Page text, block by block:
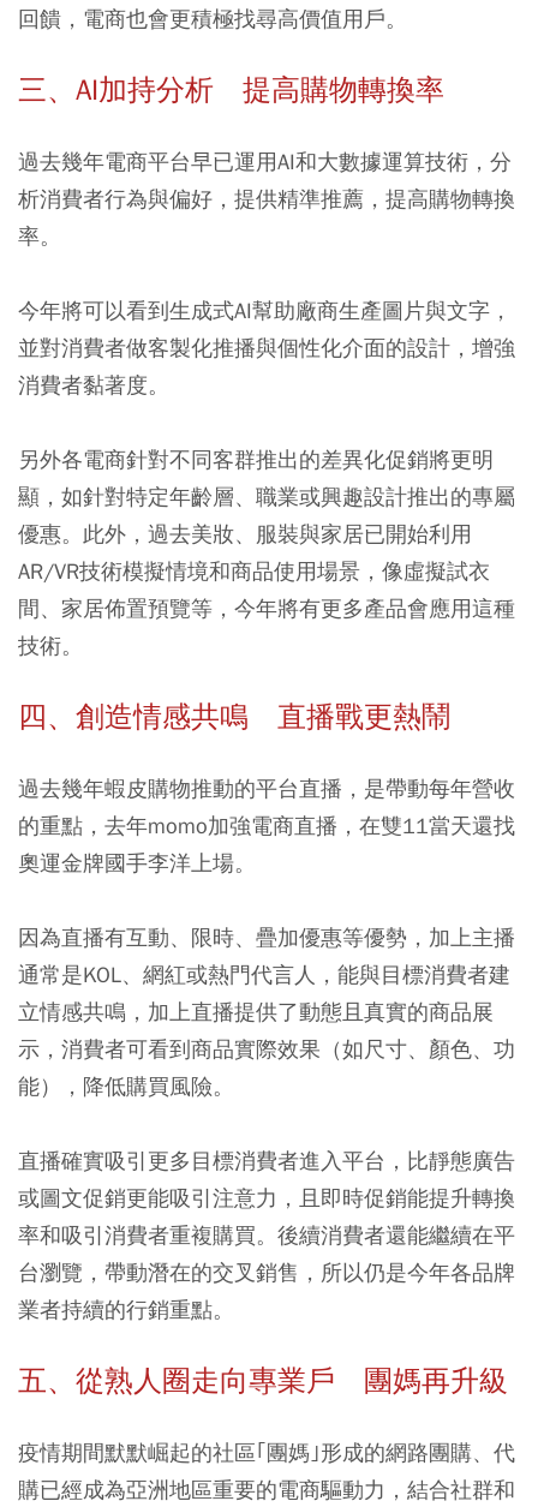
回饋，電商也會更積極找尋高價值用戶。
三、AI加持分析 提高購物轉換率
過去幾年電商平台早已運用AI和大數據運算技術，分
析消費者行為與偏好，提供精準推薦，提高購物轉換
率。
今年將可以看到生成式AI幫助廠商生產圖片與文字，
並對消費者做客製化推播與個性化介面的設計，增強
消費者黏著度。
另外各電商針對不同客群推出的差異化促銷將更明
顯，如針對特定年齡層、職業或興趣設計推出的專屬
優惠。此外，過去美妝、服裝與家居已開始利用
AR/VR技術模擬情境和商品使用場景，像虛擬試衣
間、家居佈置預覽等，今年將有更多產品會應用這種
技術。
四、創造情感共鳴 直播戰更熱鬧
過去幾年蝦皮購物推動的平台直播，是帶動每年營收
的重點，去年momo加強電商直播，在雙11當天還找
奧運金牌國手李洋上場。
因為直播有互動、限時、疊加優惠等優勢，加上主播
通常是KOL、網紅或熱門代言人，能與目標消費者建
立情感共鳴，加上直播提供了動態且真實的商品展
示，消費者可看到商品實際效果（如尺寸、顏色、功
能），降低購買風險。
直播確實吸引更多目標消費者進入平台，比靜態廣告
或圖文促銷更能吸引注意力，且即時促銷能提升轉換
率和吸引消費者重複購買。後續消費者還能繼續在平
台瀏覽，帶動潛在的交叉銷售，所以仍是今年各品牌
業者持續的行銷重點。
五、從熟人圈走向專業戶 團媽再升級
疫情期間默默崛起的社區｢團媽｣形成的網路團購、代
購已經成為亞洲地區重要的電商驅動力，結合社群和